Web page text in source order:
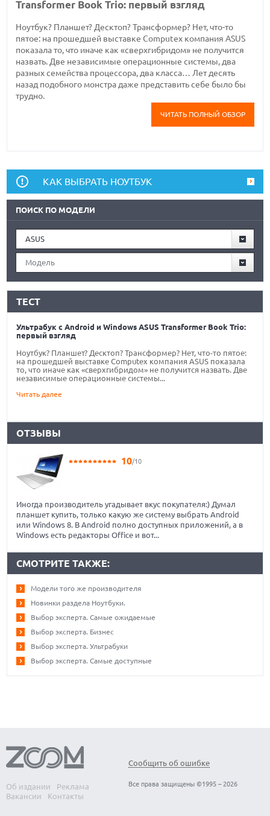
Transformer Book Trio: первый взгляд
Ноутбук? Планшет? Десктоп? Трансформер? Нет, что-то
пятое: на прошедшей выставке Computex компания ASUS
показала то, что иначе как «сверхгибридом» не получится
назвать. Две независимые операционные системы, два
разных семейства процессора, два класса… Лет десять
назад подобного монстра даже представить себе было бы
трудно.
ЧИТАТЬ ПОЛНЫЙ ОБЗОР
КАК ВЫБРАТЬ НОУТБУК
ПОИСК ПО МОДЕЛИ
ASUS
Модель
ТЕСТ
Ультрабук с Android и Windows ASUS Transformer Book Trio:
первый взгляд
Ноутбук? Планшет? Десктоп? Трансформер? Нет, что-то пятое:
на прошедшей выставке Computex компания ASUS показала
то, что иначе как «сверхгибридом» не получится назвать. Две
независимые операционные системы...
Читать далее
ОТЗЫВЫ
10/10
Иногда производитель угадывает вкус покупателя:) Думал
планшет купить, только какую же систему выбрать Android
или Windows 8. В Android полно доступных приложений, а в
Windows есть редакторы Office и вот...
СМОТРИТЕ ТАКЖЕ:
Модели того же производителя
Новинки раздела Ноутбуки.
Выбор эксперта. Самые ожидаемые
Выбор эксперта. Бизнес
Выбор эксперта. Ультрабуки
Выбор эксперта. Самые доступные
Об издании
Реклама
Вакансии
Контакты
Сообщить об ошибке
Все права защищены ©1995 – 2026